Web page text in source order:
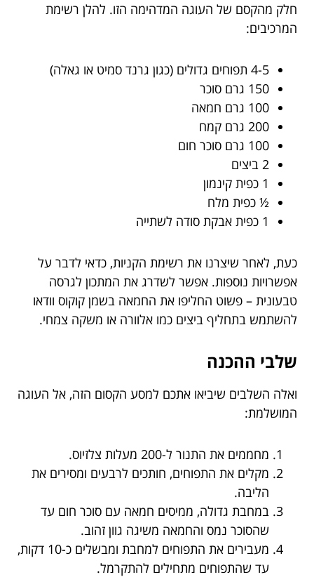
חלק מהקסם של העוגה המדהימה הזו. להלן רשימת
המרכיבים:
4-5 תפוחים גדולים (כגון גרנד סמיט או גאלה)
150 גרם סוכר
100 גרם חמאה
200 גרם קמח
100 גרם סוכר חום
2 ביצים
1 כפית קינמון
½ כפית מלח
1 כפית אבקת סודה לשתייה
כעת, לאחר שיצרנו את רשימת הקניות, כדאי לדבר על
אפשרויות נוספות. אפשר לשדרג את המתכון לגרסה
טבעונית – פשוט החליפו את החמאה בשמן קוקוס וודאו
להשתמש בתחליף ביצים כמו אלוורה או משקה צמחי.
שלבי ההכנה
ואלה השלבים שיביאו אתכם למסע הקסום הזה, אל העוגה
המושלמת:
מחממים את התנור ל-200 מעלות צלזיוס.
מקלים את התפוחים, חותכים לרבעים ומסירים את
הליבה.
במחבת גדולה, ממיסים חמאה עם סוכר חום עד
שהסוכר נמס והחמאה משיגה גוון זהוב.
מעבירים את התפוחים למחבת ומבשלים כ-10 דקות,
עד שהתפוחים מתחילים להתקרמל.